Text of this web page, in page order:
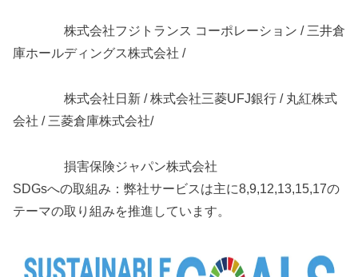
株式会社フジトランス コーポレーション / 三井倉
庫ホールディングス株式会社 /
株式会社日新 / 株式会社三菱UFJ銀行 / 丸紅株式
会社 / 三菱倉庫株式会社/
損害保険ジャパン株式会社
SDGsへの取組み：弊社サービスは主に8,9,12,13,15,17の
テーマの取り組みを推進しています。